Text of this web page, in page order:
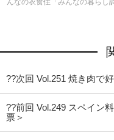
んなの衣食住「みんなの暮らし
??次回 Vol.251 焼き肉で
??前回 Vol.249 スペイン
票＞